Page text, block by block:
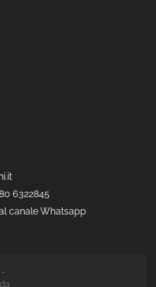
6322845
canale Whatsapp
-